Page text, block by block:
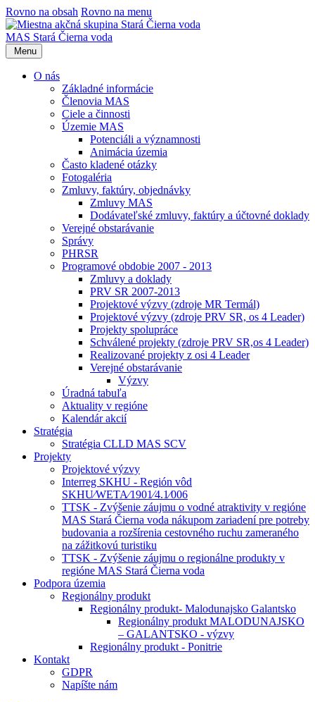
Rovno na obsah Rovno na menu
MAS Stará Čierna voda
Menu
O nás
Základné informácie
Členovia MAS
Ciele a činnosti
Územie MAS
Potenciáli a významnosti
Animácia územia
Často kladené otázky
Fotogaléria
Zmluvy, faktúry, objednávky
Zmluvy MAS
Dodávateľské zmluvy, faktúry a účtovné doklady
Verejné obstarávanie
Správy
PHRSR
Programové obdobie 2007 - 2013
Zmluvy a doklady
PRV SR 2007-2013
Projektové výzvy (zdroje MR Termál)
Projektové výzvy (zdroje PRV SR, os 4 Leader)
Projekty spolupráce
Schválené projekty (zdroje PRV SR,os 4 Leader)
Realizované projekty z osi 4 Leader
Verejné obstarávanie
Výzvy
Úradná tabuľa
Aktuality v regióne
Kalendár akcií
Stratégia
Stratégia CLLD MAS SCV
Projekty
Projektové výzvy
Interreg SKHU - Región vôd
SKHU⁄WETA⁄1901⁄4.1⁄006
TTSK - Zvýšenie záujmu o vodné atraktivity v regióne
MAS Stará Čierna voda nákupom zariadení pre potreby
budovania a rozšírenia cestovného ruchu zameraného
na zážitkovú turistiku
TTSK - Zvýšenie záujmu o regionálne produkty v
regióne MAS Stará Čierna voda
Podpora územia
Regionálny produkt
Regionálny produkt- Malodunajsko Galantsko
Regionálny produkt MALODUNAJSKO
– GALANTSKO - výzvy
Regionálny produkt - Ponitrie
Kontakt
GDPR
Napíšte nám